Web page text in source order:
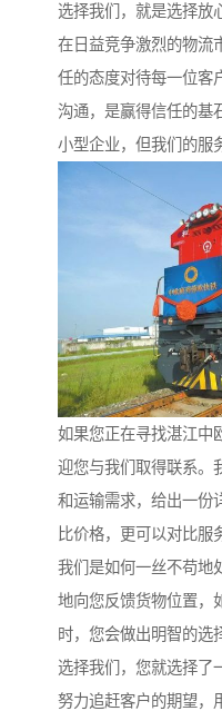
选择我们，就是选择放
在日益竞争激烈的物流
任的态度对待每一位客
沟通，是赢得信任的基
小型企业，但我们的服
如果您正在寻找湛江中
迎您与我们取得联系。
和运输需求，给出一份
比价格，更可以对比服
我们是如何一丝不苟地
地向您反馈货物位置，
时，您会做出明智的选
选择我们，您就选择了
努力追赶客户的期望，